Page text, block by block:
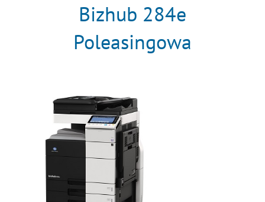
Bizhub 284e
Poleasingowa